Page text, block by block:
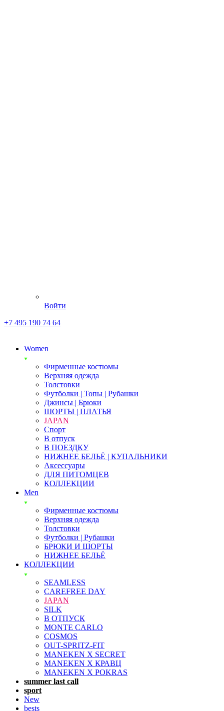
Войти
+7 495 190 74 64
Women
Фирменные костюмы
Верхняя одежда
Толстовки
Футболки | Топы | Рубашки
Джинсы | Брюки
ШОРТЫ | ПЛАТЬЯ
JAPAN
Спорт
В отпуск
В ПОЕЗДКУ
НИЖНЕЕ БЕЛЬЁ | КУПАЛЬНИКИ
Аксессуары
ДЛЯ ПИТОМЦЕВ
КОЛЛЕКЦИИ
Men
Фирменные костюмы
Верхняя одежда
Толстовки
Футболки | Рубашки
БРЮКИ И ШОРТЫ
НИЖНЕЕ БЕЛЬЁ
КОЛЛЕКЦИИ
SEAMLESS
CAREFREE DAY
JAPAN
SILK
В ОТПУСК
MONTE CARLO
COSMOS
OUT-SPRITZ-FIT
MANEKEN X SECRET
MANEKEN X КРАВЦ
MANEKEN X POKRAS
summer last call
sport
New
bests